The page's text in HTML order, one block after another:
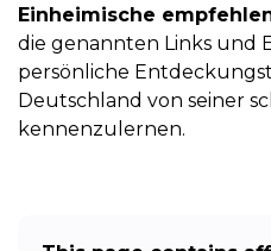
Einheimische
die genannten Links und
persönliche
Deutschland von seiner
kennenzulernen.